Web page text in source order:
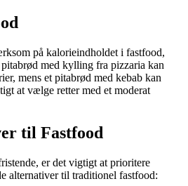
på kalorieindholdet i fastfood,
med kylling fra pizzaria kan
mens et pitabrød med kebab kan
at vælge retter med et moderat
til Fastfood
er det vigtigt at prioritere
alternativer til traditionel fastfood: